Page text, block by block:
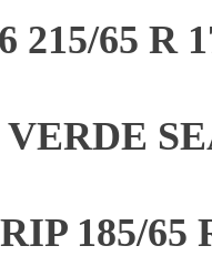
65 R
185/65